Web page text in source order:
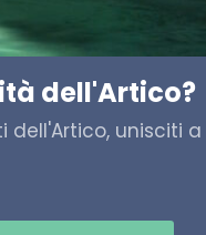
ARCTICSPACE
Occhi
Ricerca,
tecnologica di
dell'Artico?
unisciti a